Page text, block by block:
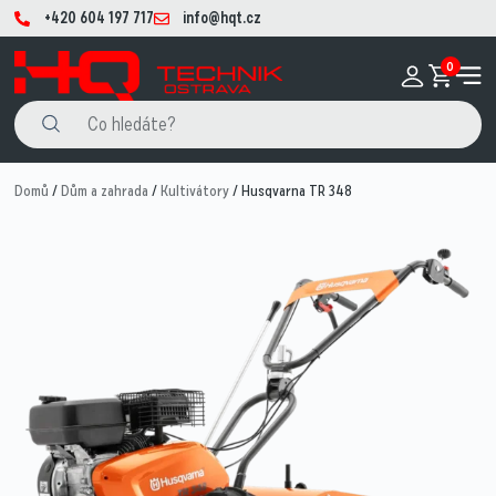
+420 604 197 717 info@hqt.cz
0
Domů /Dům a zahrada /Kultivátory/ Husqvarna TR 348